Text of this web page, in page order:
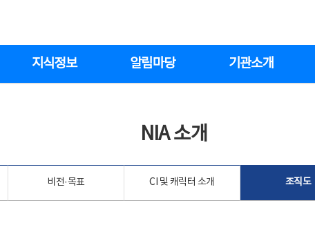
지식정보 알림마당 기관소개
NIA 소개
비전·목표 CI 및 캐릭터 소개 조직도